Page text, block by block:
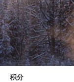
积分